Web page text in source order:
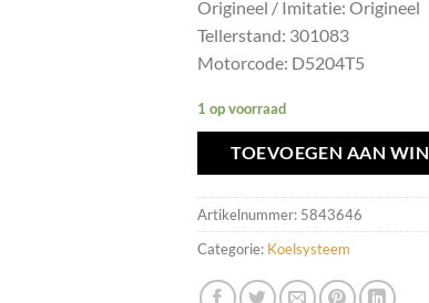
Origineel / Imitatie: Origineel
Tellerstand: 301083
Motorcode: D5204T5
1 op voorraad
TOEVOEGEN AAN
Artikelnummer: 5843646
Categorie: Koelsysteem